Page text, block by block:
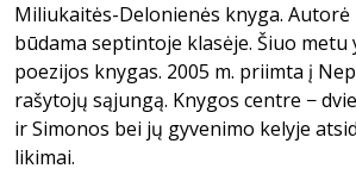
Miliukaitės-Delonienės knyga.
būdama septintoje klasėje. Šiuo metu
poezijos knygas. 2005 m. priimta į
rašytojų sąjungą. Knygos centre −
ir Simonos bei jų gyvenimo kelyje
likimai.